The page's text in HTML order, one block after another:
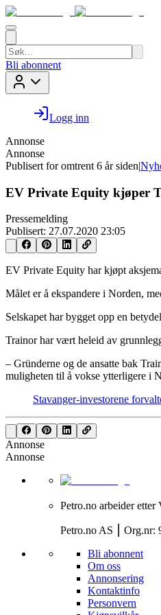
Bli abonnent
Logg inn
Annonse
Annonse
Publisert for omtrent 6 år siden|
EV Private Equity kjøper
Pressemelding
Publisert: 27.07.2020 23:05
EV Private Equity har kjøpt
Målet er å ekspandere i Norden,
Selskapet har bygget opp en
Trainor har vært heleid av
– Gründerne og de ansatte bak
muligheten til å vokse ytterligere i
Stavanger-investorene
Annonse
Annonse
Petro.no arbeider
Petro.no AS ⎮ Org.nr:
Bli abonnent
Om oss
Annonsering
Kontaktinfo
Personvern